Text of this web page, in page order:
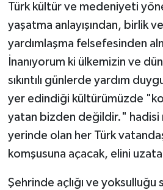
Türk kültür ve medeniyeti
yaşatma anlayışından, birlik
yardımlaşma felsefesinden
İnanıyorum ki ülkemizin ve
sıkıntılı günlerde yardım
yer edindiği kültürümüzde
yatan bizden değildir." hadisi
yerinde olan her Türk
komşusuna açacak, elini
Şehrinde açlığı ve yoksulluğu